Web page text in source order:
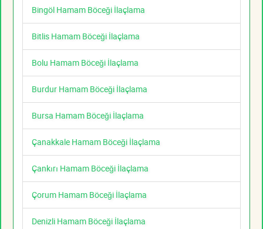
Bingöl Hamam Böceği İlaçlama
Bitlis Hamam Böceği İlaçlama
Bolu Hamam Böceği İlaçlama
Burdur Hamam Böceği İlaçlama
Bursa Hamam Böceği İlaçlama
Çanakkale Hamam Böceği İlaçlama
Çankırı Hamam Böceği İlaçlama
Çorum Hamam Böceği İlaçlama
Denizli Hamam Böceği İlaçlama